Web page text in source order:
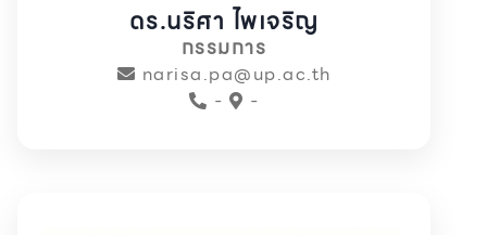
ดร.นริศา ไพเจริญ
กรรมการ
narisa.pa@up.ac.th
-
-